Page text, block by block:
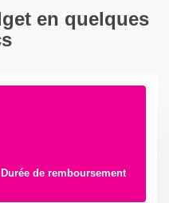
en quelques
Durée de remboursement